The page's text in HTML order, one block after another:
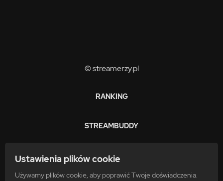
Ustawienia plików cookie
Używamy plików cookie, aby poprawić Twoje doświadczenia.
© streamerzy.pl
RANKING
STREAMBUDDY
ZARABIAJ